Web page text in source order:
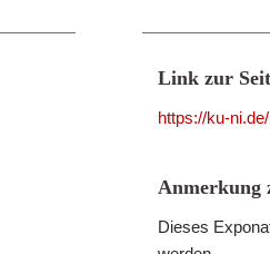
Link zur
https://ku-
Anmerkung
Dieses